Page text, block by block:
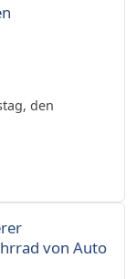
den
von Auto